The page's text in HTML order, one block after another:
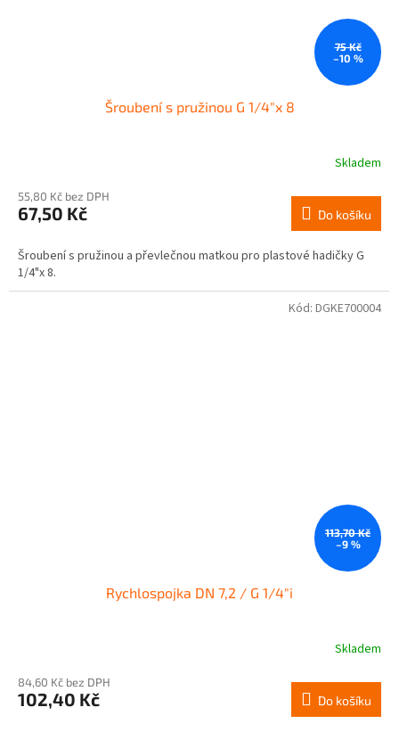
75 Kč
–10 %
Šroubení s pružinou G 1/4"x 8
Skladem
55,80 Kč bez DPH
67,50 Kč Do košíku
Šroubení s pružinou a převlečnou matkou pro plastové hadičky G
1/4"x 8.
113,70 Kč
–9 %
Rychlospojka DN 7,2 / G 1/4"i
Skladem
84,60 Kč bez DPH
102,40 Kč Do košíku
Kód: DGKE700004